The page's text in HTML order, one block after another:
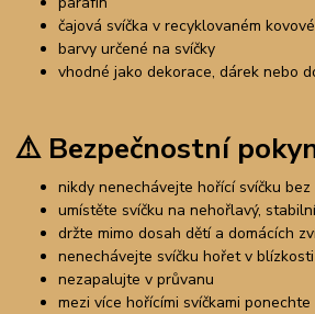
čajová svíčka v recyklovaném
barvy určené na svíčky
vhodné jako dekorace, dárek nebo
⚠️ Bezpečnostní
nikdy nenechávejte hořící svíčku bez
umístěte svíčku na nehořlavý,
držte mimo dosah dětí a domácích
nenechávejte svíčku hořet v
nezapalujte v průvanu
mezi více hořícími svíčkami